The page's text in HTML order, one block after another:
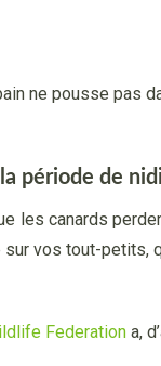
ne pousse pas
période de
les canards
sur vos tout-petits,
Federation a,